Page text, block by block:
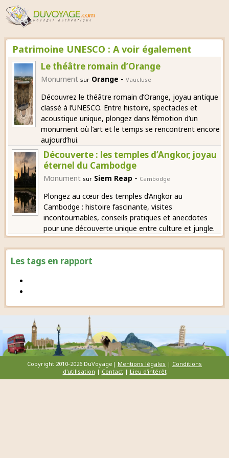
Les tags en rapport
Patrimoine UNESCO : A voir également
Le théâtre romain d’Orange
Monument sur Orange - Vaucluse
Découvrez le théâtre romain d’Orange, joyau antique
classé à l’UNESCO. Entre histoire, spectacles et
acoustique unique, plongez dans l’émotion d’un
monument où l’art et le temps se rencontrent encore
aujourd’hui.
Découverte : les temples d’Angkor, joyau
éternel du Cambodge
Monument sur Siem Reap - Cambodge
Plongez au cœur des temples d’Angkor au
Cambodge : histoire fascinante, visites
incontournables, conseils pratiques et anecdotes
pour une découverte unique entre culture et jungle.
Copyright 2010-2026 DuVoyage| Mentions légales | Conditions
d'utilisation | Contact| Lieu d'intérêt